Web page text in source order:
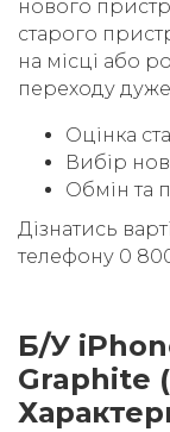
нового
старого
на місці або
переходу
Оцінка
Вибір
Обмін та
Дізнатись
телефону 0
Б/У
Graphite